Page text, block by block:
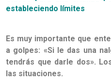
estableciendo límites
Es muy importante que
a golpes: «Si le das una
tendrás que darle dos».
las situaciones.